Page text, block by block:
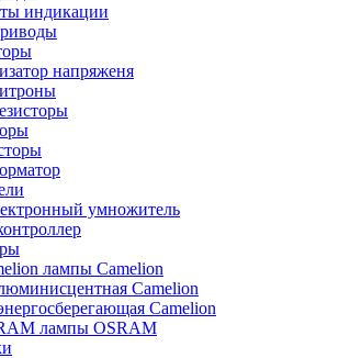
индикации
напряженя
умножитель
лампы Camelion
Сamelion
Сamelion
лампы OSRAM